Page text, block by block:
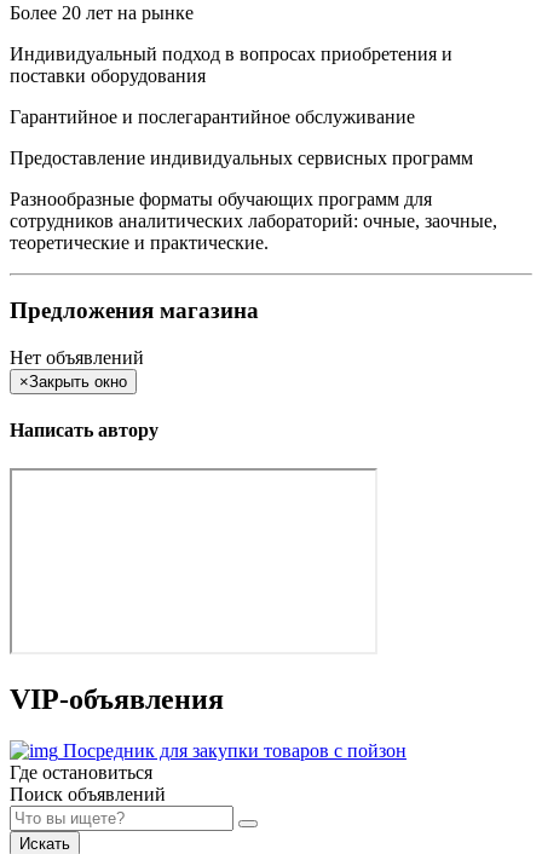
Более 20 лет на рынке
Индивидуальный подход в вопросах приобретения и
поставки оборудования
Гарантийное и послегарантийное обслуживание
Предоставление индивидуальных сервисных программ
Разнообразные форматы обучающих программ для
сотрудников аналитических лабораторий: очные, заочные,
теоретические и практические.
Предложения магазина
Нет объявлений
×Закрыть окно
Написать автору
VIP-объявления
Посредник для закупки товаров с пойзон
Где остановиться
Поиск объявлений
Искать